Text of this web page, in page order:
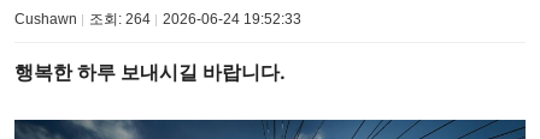
Cushawn 조회: 264 2026-06-24 19:52:33
행복한 하루 보내시길 바랍니다.